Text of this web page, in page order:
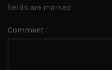
fields are marked *
Comment *